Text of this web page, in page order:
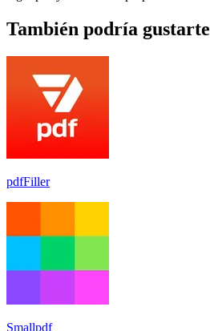
También podría gustarte
pdfFiller
Smallpdf